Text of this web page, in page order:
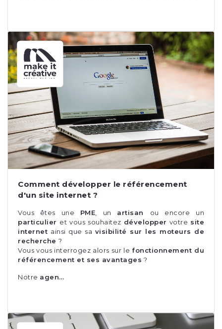
Comment développer le référencement
d'un site internet ?
Vous êtes une PME , un artisan ou encore un
particulier et vous souhaitez développer votre site
internet ainsi que sa visibilité sur les moteurs de
recherche ?
Vous vous interrogez alors sur le fonctionnement du
référencement et ses avantages ?
Notre agen…